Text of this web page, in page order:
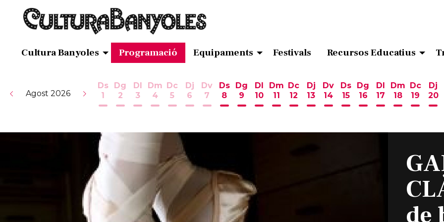
Cultura Banyoles Programació Equipaments Festivals Recursos Educatius
Agost 2026
Ds
1
Dissabte 1 d'agost
Dg
2
Diumenge 2 d'agost
Dl
3
Dilluns 3 d'agost
Dm
4
Dimarts 4 d'agost
Dc
5
Dimecres 5 d'agost
Dj
6
Dijous 6 d'agost
Dv
7
Divendres 7 d'agost
Ds
8
Dissabte 8 d'agost
Dg
9
Diumenge 9 d'agost
Dl
10
Dilluns 10 d'agost
Dm
11
Dimarts 11 d'agost
Dc
12
Dimecres 12 d'agost
Dj
13
Dijous 13 d'agost
Dv
14
Divendres 14 d'agost
Ds
15
Dissabte 15 d'agost
Dg
16
Diumenge 16
Dl
17
Dilluns 17
Dm
18
Dimarts 18
Dc
19
Dj
20
de